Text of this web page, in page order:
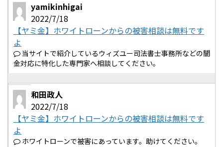
yamikinhigai
2022/7/18
【ヤミ金】ホワイトローンからの被害相談は無料です
よ
当サイトで紹介しているウィズユー司法書士事務所などの闇
金対応に特化した専門家へ相談してください。
和田政人
2022/7/18
【ヤミ金】ホワイトローンからの被害相談は無料です
よ
ホワイトローンで被害にあっています。助けてください。